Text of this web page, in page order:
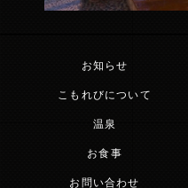
お知らせ
こもれびについて
温泉
お食事
お問い合わせ